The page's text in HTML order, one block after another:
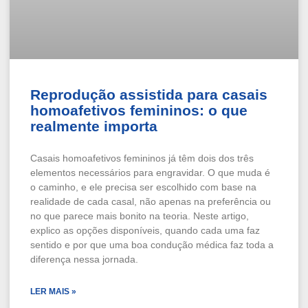
Reprodução assistida para casais
homoafetivos femininos: o que
realmente importa
Casais homoafetivos femininos já têm dois dos três
elementos necessários para engravidar. O que muda é
o caminho, e ele precisa ser escolhido com base na
realidade de cada casal, não apenas na preferência ou
no que parece mais bonito na teoria. Neste artigo,
explico as opções disponíveis, quando cada uma faz
sentido e por que uma boa condução médica faz toda a
diferença nessa jornada.
LER MAIS »